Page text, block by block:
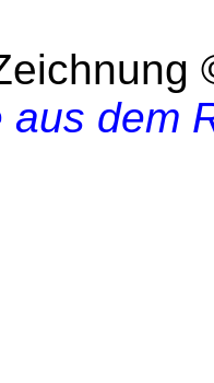
aus dem